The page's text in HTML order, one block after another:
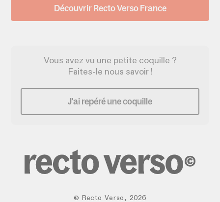
Découvrir Recto Verso France
Vous avez vu une petite coquille ?
Faites-le nous savoir !
J'ai repéré une coquille
© Recto Verso , 2026